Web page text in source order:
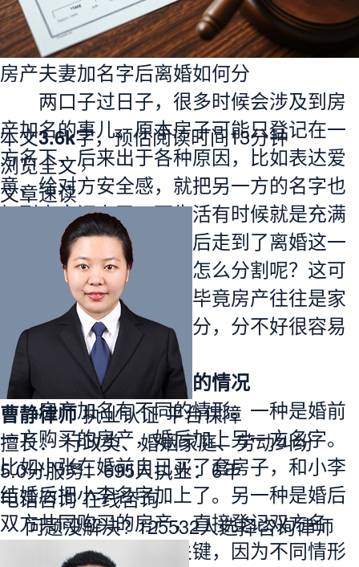
房产夫妻加名字后离婚如何分
两口子过日子，很多时候会涉及到房
产加名的事儿。原本房子可能只登记在一
方名下，后来出于各种原因，比如表达爱
意、给对方安全感，就把另一方的名字也
加到房产证上了。可生活有时候就是充满
变数，万一这对夫妻最后走到了离婚这一
步，加了名字的房产该怎么分割呢？这可
是很多人关心的问题，毕竟房产往往是家
庭财产里最重要的一部分，分不好很容易
引发矛盾。
一、确定房产加名的情况
房产加名有不同的情形。一种是婚前
一方购买的房产，婚后加上另一方名字。
比如小张在婚前自己买了套房子，和小李
结婚后把小李名字加上了。另一种是婚后
双方共同购买的房产，直接登记双方名
字。确定加名情况很关键，因为不同情形
本文3.6k字，预估阅读时间13分钟
浏览全文
文章速读
曹静律师 执业认证 平台保障
擅长： 行政类、婚姻家庭、劳动纠纷
5.0分服务：695人执业：6年
电话咨询 在线咨询
问题没解决?125532人选择咨询律师